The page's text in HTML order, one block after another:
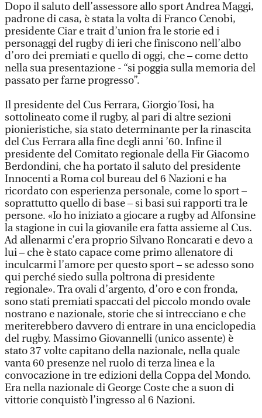
Dopo il saluto dell’assessore allo sport Andrea Maggi,
padrone di casa, è stata la volta di Franco Cenobi,
presidente Ciar e trait d’union fra le storie ed i
personaggi del rugby di ieri che finiscono nell’albo
d’oro dei premiati e quello di oggi, che – come detto
nella sua presentazione - “si poggia sulla memoria del
passato per farne progresso”.
Il presidente del Cus Ferrara, Giorgio Tosi, ha
sottolineato come il rugby, al pari di altre sezioni
pionieristiche, sia stato determinante per la rinascita
del Cus Ferrara alla fine degli anni ’60. Infine il
presidente del Comitato regionale della Fir Giacomo
Berdondini, che ha portato il saluto del presidente
Innocenti a Roma col bureau del 6 Nazioni e ha
ricordato con esperienza personale, come lo sport –
soprattutto quello di base – si basi sui rapporti tra le
persone. «Io ho iniziato a giocare a rugby ad Alfonsine
la stagione in cui la giovanile era fatta assieme al Cus.
Ad allenarmi c’era proprio Silvano Roncarati e devo a
lui – che è stato capace come primo allenatore di
inculcarmi l’amore per questo sport – se adesso sono
qui perché siedo sulla poltrona di presidente
regionale». Tra ovali d’argento, d’oro e con fronda,
sono stati premiati spaccati del piccolo mondo ovale
nostrano e nazionale, storie che si intrecciano e che
meriterebbero davvero di entrare in una enciclopedia
del rugby. Massimo Giovannelli (unico assente) è
stato 37 volte capitano della nazionale, nella quale
vanta 60 presenze nel ruolo di terza linea e la
convocazione in tre edizioni della Coppa del Mondo.
Era nella nazionale di George Coste che a suon di
vittorie conquistò l’ingresso al 6 Nazioni.